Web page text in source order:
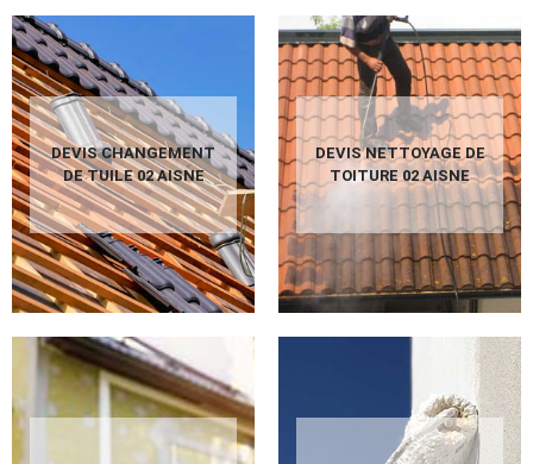
DEVIS CHANGEMENT
DE TUILE 02 AISNE
DEVIS NETTOYAGE DE
TOITURE 02 AISNE